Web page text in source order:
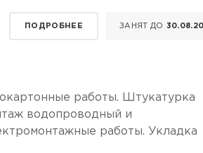
ПОДРОБНЕЕ ЗАНЯТ ДО
работы. Штукатурка
водопроводный и
работы. Укладка